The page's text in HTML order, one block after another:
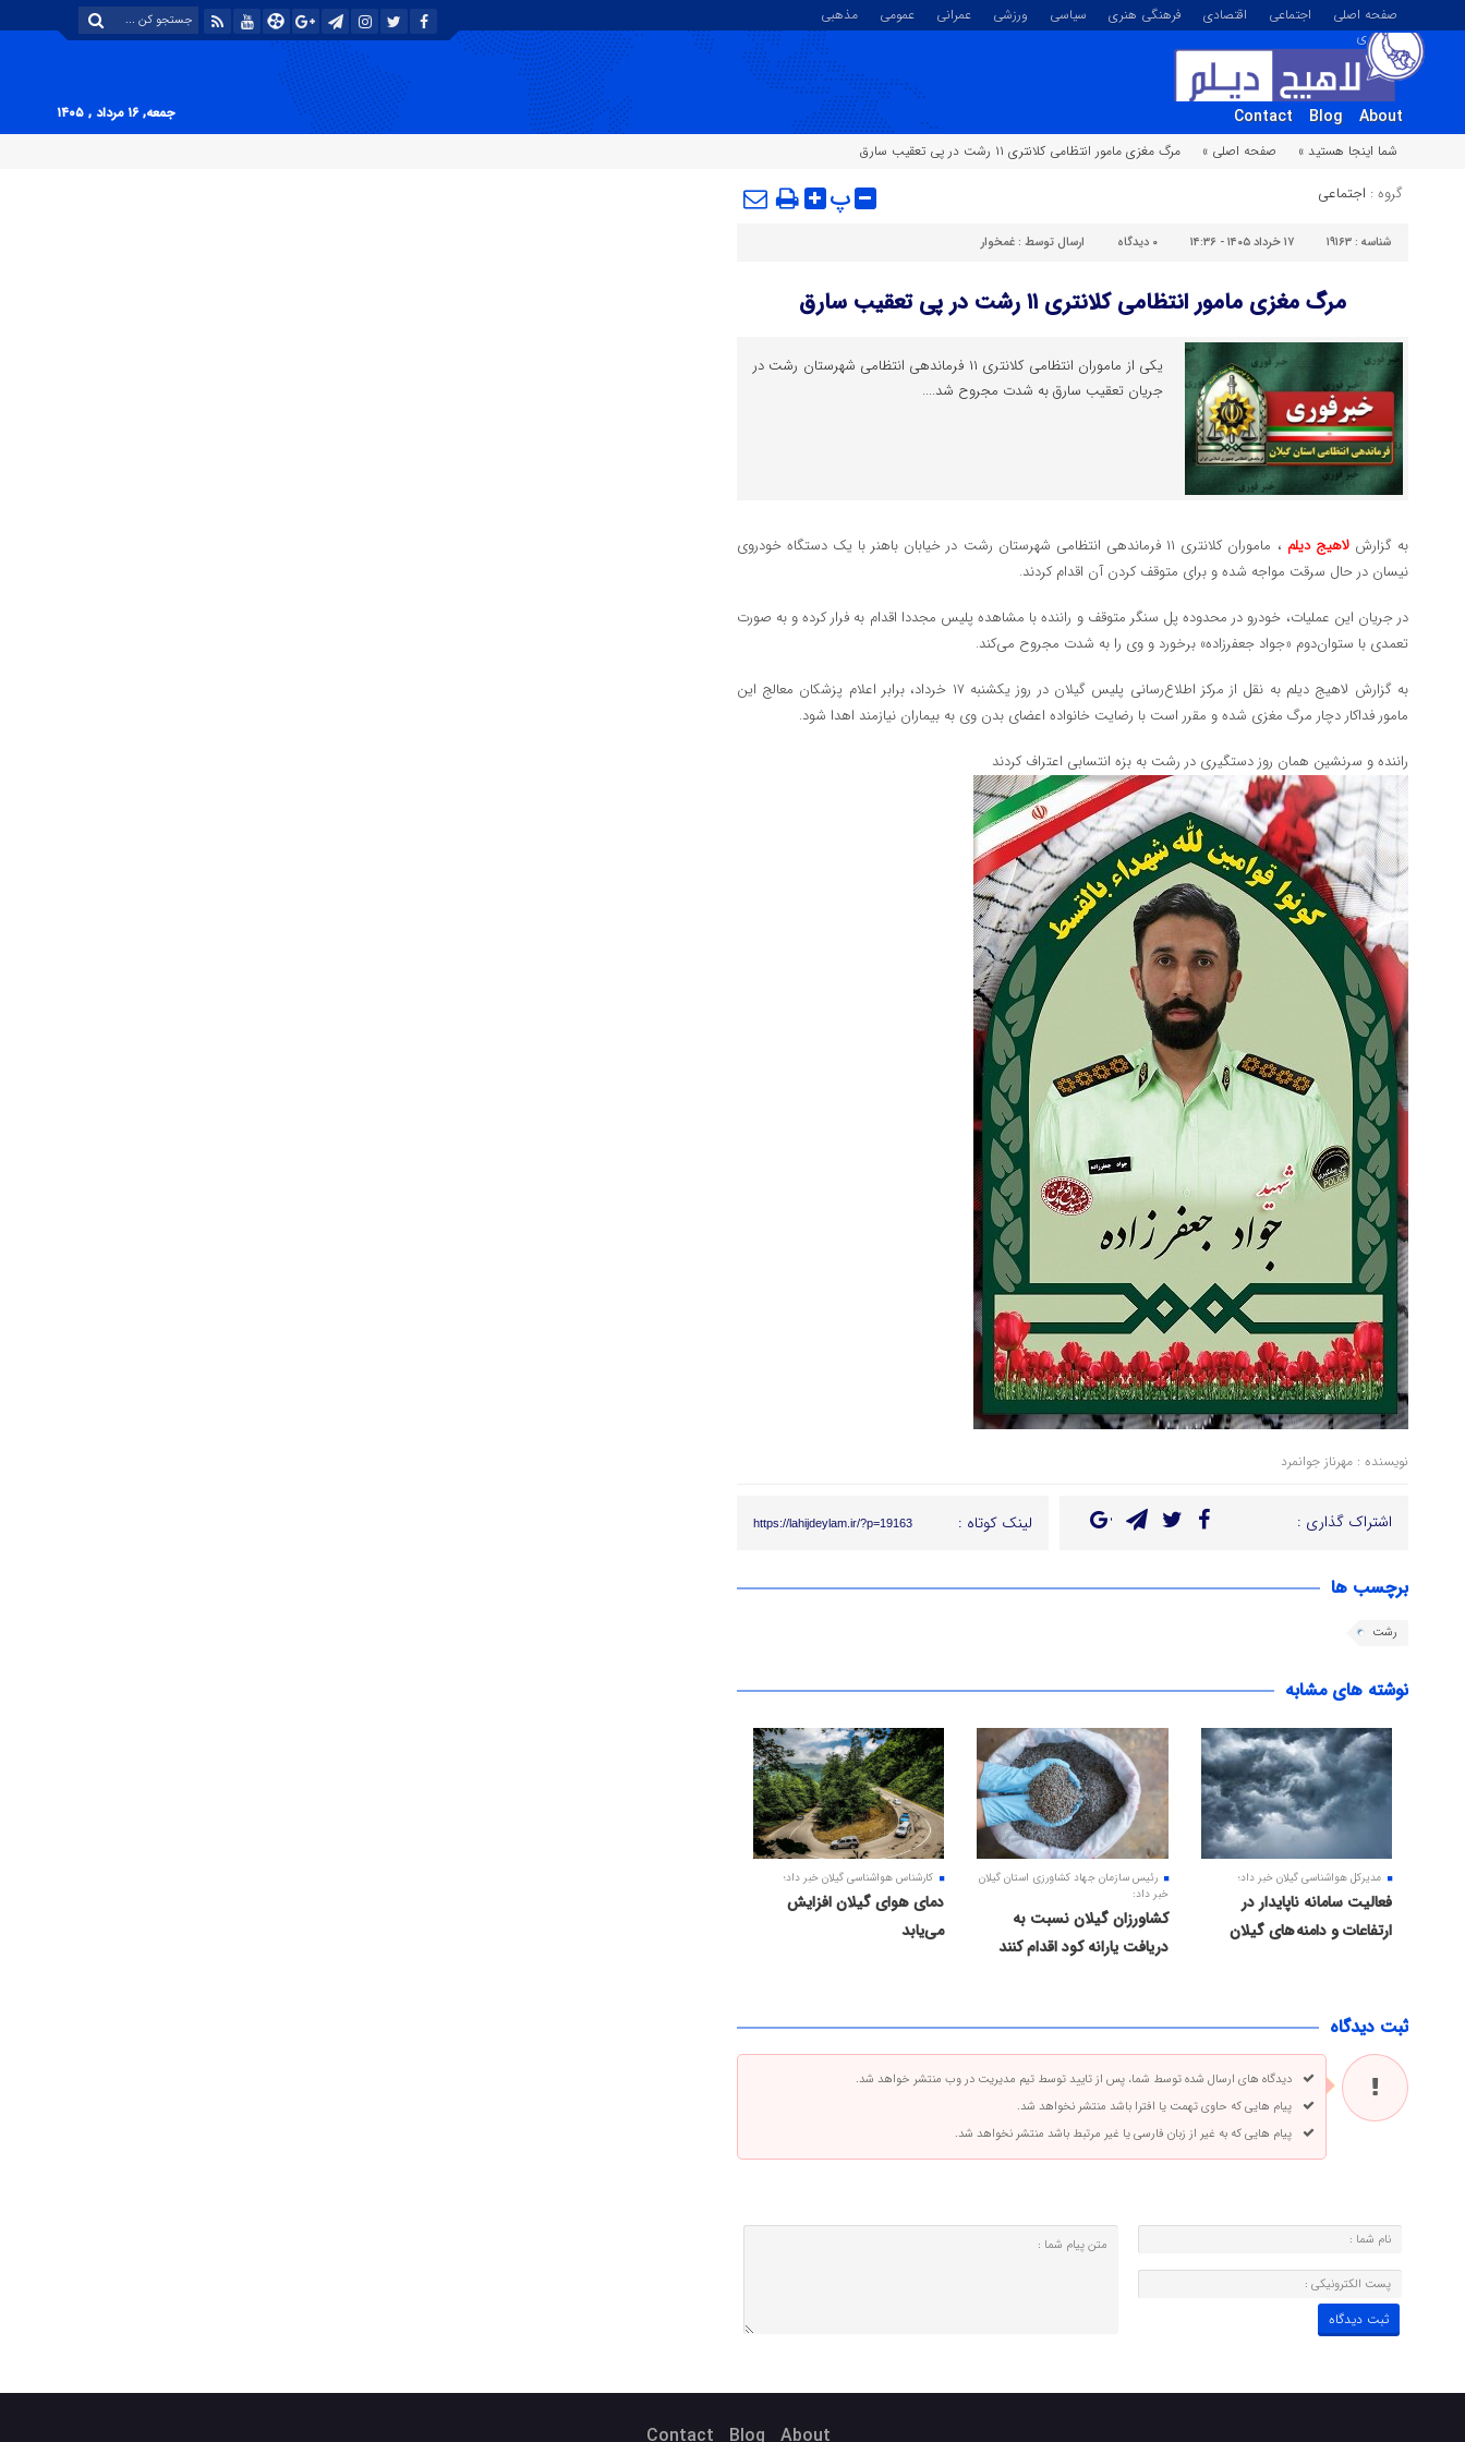
صفحه اصلی اجتماعی اقتصادی فرهنگی هنری سیاسی ورزشی عمرانی عمومی
مذهبی
تصویری
About
Blog
Contact
جمعه, ۱۶ مرداد , ۱۴۰۵
شما اینجا هستید »
صفحه اصلی » مرگ مغزی مامور انتظامی کلانتری ۱۱ رشت در پی تعقیب سارق
گروه : اجتماعی پ
شناسه : ۱۹۱۶۳ ۱۷ خرداد ۱۴۰۵ - ۱۴:۳۶ ۰ دیدگاه ارسال توسط : غمخوار
مرگ مغزی مامور انتظامی کلانتری ۱۱ رشت در پی تعقیب سارق
یکی از ماموران انتظامی کلانتری ۱۱ فرماندهی انتظامی شهرستان رشت در
جریان تعقیب سارق به شدت مجروح شد....
به گزارش لاهیج دیلم
، ماموران کلانتری ۱۱ فرماندهی انتظامی شهرستان رشت در خیابان باهنر با یک دستگاه خودروی
نیسان در حال سرقت مواجه شده و برای متوقف کردن آن اقدام کردند.
در جریان این عملیات، خودرو در محدوده پل سنگر متوقف و راننده با مشاهده پلیس مجددا اقدام به فرار کرده و به صورت
تعمدی با ستوان‌دوم «جواد جعفرزاده» برخورد و وی را به شدت مجروح می‌کند.
به گزارش لاهیج دیلم به نقل از مرکز اطلاع‌رسانی پلیس گیلان در روز یکشنبه ۱۷ خرداد، برابر اعلام پزشکان معالج این
مامور فداکار دچار مرگ مغزی شده و مقرر است با رضایت خانواده اعضای بدن وی به بیماران نیازمند اهدا شود.
راننده و سرنشین همان روز دستگیری در رشت به بزه انتسابی اعتراف کردند
نویسنده : مهرناز جوانمرد
اشتراک گذاری : لینک کوتاه : https://lahijdeylam.ir/?p=19163
برچسب ها
رشت
نوشته های مشابه
مدیرکل هواشناسی گیلان خبر داد؛
فعالیت سامانه ناپایدار در
ارتفاعات و دامنه های گیلان
رئیس سازمان جهاد کشاورزی استان گیلان
خبر داد:
کشاورزان گیلان نسبت به
دریافت یارانه کود اقدام کنند
کارشناس هواشناسی گیلان خبر داد؛
دمای هوای گیلان افزایش
می‌یابد
ثبت دیدگاه
دیدگاه های ارسال شده توسط شما، پس از تایید توسط تیم مدیریت در وب منتشر خواهد شد.
پیام هایی که حاوی تهمت یا افترا باشد منتشر نخواهد شد.
پیام هایی که به غیر از زبان فارسی یا غیر مرتبط باشد منتشر نخواهد شد.
About
Blog
Contact